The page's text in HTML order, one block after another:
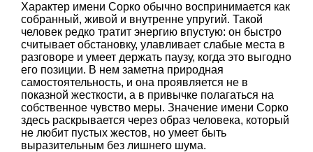
Характер имени Сорко обычно воспринимается как
собранный, живой и внутренне упругий. Такой
человек редко тратит энергию впустую: он быстро
считывает обстановку, улавливает слабые места в
разговоре и умеет держать паузу, когда это выгодно
его позиции. В нем заметна природная
самостоятельность, и она проявляется не в
показной жесткости, а в привычке полагаться на
собственное чувство меры. Значение имени Сорко
здесь раскрывается через образ человека, который
не любит пустых жестов, но умеет быть
выразительным без лишнего шума.